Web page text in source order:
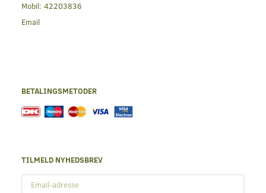
Mobil: 42203836
Email
BETALINGSMETODER
TILMELD NYHEDSBREV
adresse